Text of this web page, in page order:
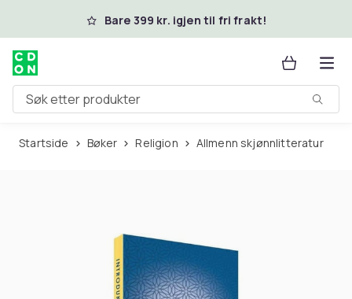
Hopp til hovedinnholdBare 399 kr. igjen til fri frakt!
Søk etter produkter
Startside Bøker Religion Allmenn skjønnlitteratur